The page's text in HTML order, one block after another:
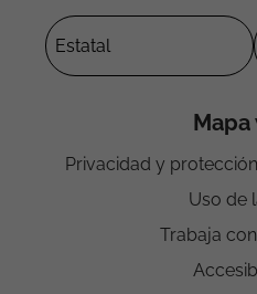
Mapa
Privacidad y
Uso de
Trabaja